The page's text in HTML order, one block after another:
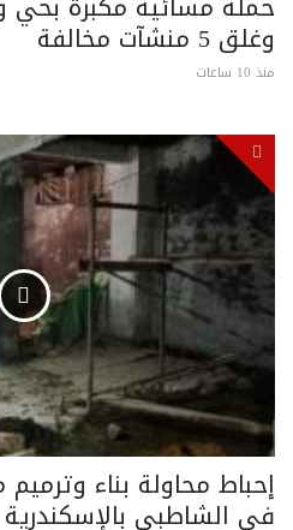
وغلق 5 منشآت مخالفة
منذ 10 ساعات
إحباط محاولة بناء
في الشاطبي بالإسكندرية